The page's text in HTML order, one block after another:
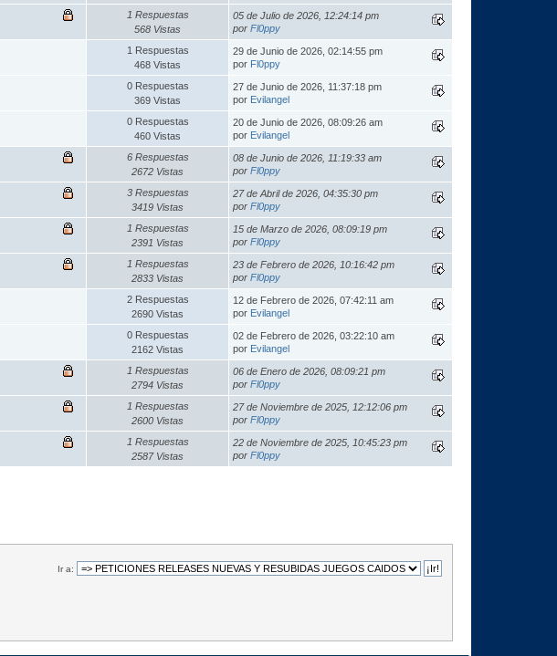
1 Respuestas
568 Vistas
05 de Julio de 2026, 12:24:14 pm
porFl0ppy
1 Respuestas
468 Vistas
29 de Junio de 2026, 02:14:55 pm
por Fl0ppy
0 Respuestas
369 Vistas
27 de Junio de 2026, 11:37:18 pm
por Evilangel
0 Respuestas
460 Vistas
20 de Junio de 2026, 08:09:26 am
por Evilangel
6 Respuestas
2672 Vistas
08 de Junio de 2026, 11:19:33 am
porFl0ppy
3 Respuestas
3419 Vistas
27 de Abril de 2026, 04:35:30 pm
porFl0ppy
1 Respuestas
2391 Vistas
15 de Marzo de 2026, 08:09:19 pm
porFl0ppy
1 Respuestas
2833 Vistas
23 de Febrero de 2026, 10:16:42 pm
porFl0ppy
2 Respuestas
2690 Vistas
12 de Febrero de 2026, 07:42:11 am
por Evilangel
0 Respuestas
2162 Vistas
02 de Febrero de 2026, 03:22:10 am
por Evilangel
1 Respuestas
2794 Vistas
06 de Enero de 2026, 08:09:21 pm
porFl0ppy
1 Respuestas
2600 Vistas
27 de Noviembre de 2025, 12:12:06 pm
porFl0ppy
1 Respuestas
2587 Vistas
22 de Noviembre de 2025, 10:45:23 pm
porFl0ppy
Ir a: